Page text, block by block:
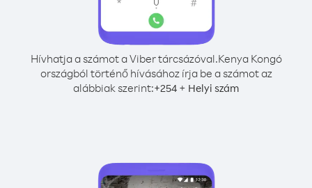
Hívhatja a számot a Viber tárcsázóval.Kenya Kongó
országból történő hívásához írja be a számot az
alábbiak szerint:+254 + Helyi szám